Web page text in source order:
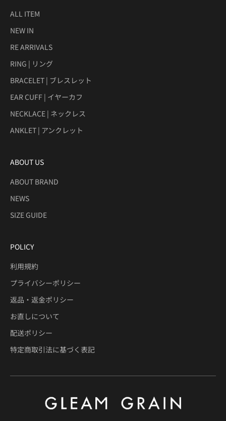
ALL ITEM
NEW IN
RE ARRIVALS
RING | リング
BRACELET | ブレスレット
EAR CUFF | イヤーカフ
NECKLACE | ネックレス
ANKLET | アンクレット
ABOUT US
ABOUT BRAND
NEWS
SIZE GUIDE
POLICY
利用規約
プライバシーポリシー
返品・返金ポリシー
お直しについて
配送ポリシー
特定商取引法に基づく表記